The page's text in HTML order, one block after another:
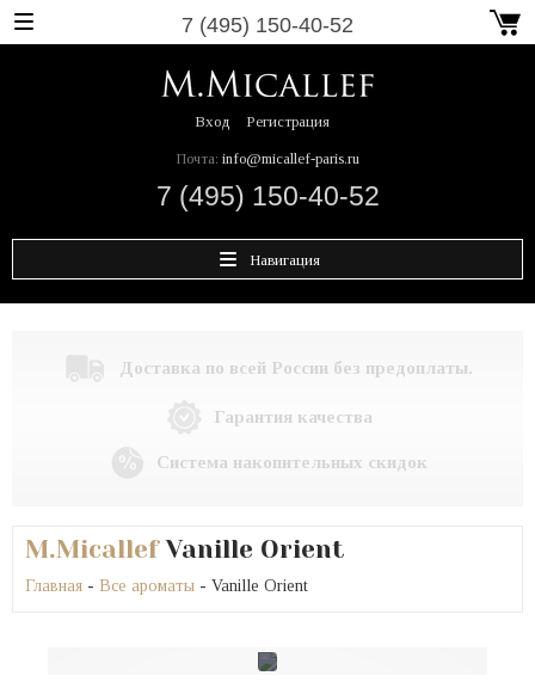
7 (495) 150-40-52
Вход Регистрация
Почта: info@micallef-paris.ru
7 (495) 150-40-52
Навигация
Доставка по всей России без предоплаты.
Гарантия качества
Система накопительных скидок
M.MicallefVanille Orient
Главная - Все ароматы - Vanille Orient